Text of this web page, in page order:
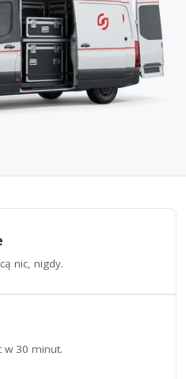
nic, nigdy.
w 30 minut.